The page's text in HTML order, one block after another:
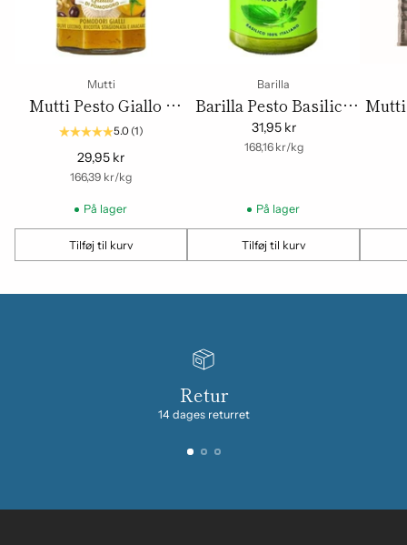
Mutti
Mutti Pesto Giallo –
Gul Tomatpesto 180 g
5.0 (1)
29,95 kr
Enhedspris
166,39 kr/
om kg
På lager
Tilføj til kurv
Mængde
Barilla
Barilla Pesto Basilico
Rucola 190 g
31,95 kr
Enhedspris
168,16 kr/
om kg
På lager
Tilføj til kurv
Mængde
Mutti
Retur
14 dages returret